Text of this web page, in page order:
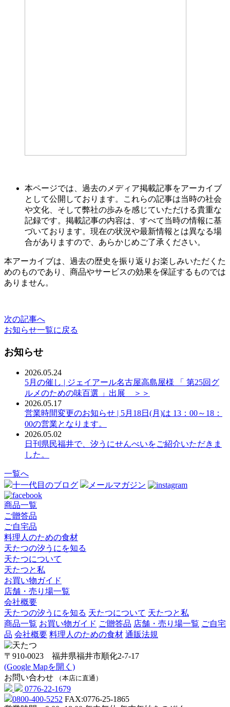
本ページでは、過去のメディア掲載記事をアーカイブ
として公開しております。これらの記事は当時の社会
や文化、そして弊社の歩みを感じていただける貴重な
記録です。掲載記事の内容は、すべて当時の情報に基
づいております。現在の状況や最新情報とは異なる場
合がありますので、あらかじめご了承ください。
本アーカイブは、過去の歴史を振り返りお楽しみいただくた
めのものであり、商品やサービスの効果を保証するものでは
ありません。
次の記事へ
お知らせ一覧に戻る
お知らせ
2026.05.24
5月の催し | ジェイアール名古屋高島屋様 「 第25回グ
ルメのための味百選 」出展 ＞＞
2026.05.17
営業時間変更のお知らせ | 5月18日(月)は 13：00～18：
00の営業となります。
2026.05.02
日刊県民福井で、汐うにせんべいをご紹介いただきま
した。
一覧へ
十一代目のブログ
メールマガジン
商品一覧
ご贈答品
ご自宅品
料理人のための食材
天たつの汐うにを知る
天たつについて
天たつと私
お買い物ガイド
店舗・売り場一覧
会社概要
天たつの汐うにを知る 天たつについて 天たつと私
商品一覧 お買い物ガイド ご贈答品 店舗・売り場一覧 ご自宅
品 会社概要 料理人のための食材 通販法規
〒910-0023 福井県福井市順化2-7-17
(Google Mapを開く)
お問い合わせ
（本店に直通）
0776-22-1679
0800-400-5252 FAX:0776-25-1865